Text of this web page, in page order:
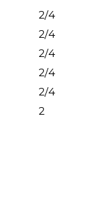
2/4
2/4
2/4
2/4
2/4
2